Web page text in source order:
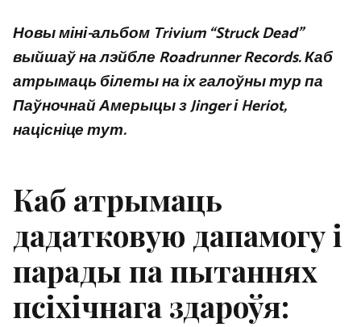
Новы міні-альбом Trivium “Struck Dead”
выйшаў на лэйбле Roadrunner Records. Каб
атрымаць білеты на іх галоўны тур па
Паўночнай Амерыцы з Jinger і Heriot,
націсніце тут.
Каб атрымаць
дадатковую дапамогу і
парады па пытаннях
псіхічнага здароўя: